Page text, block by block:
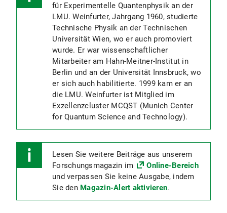
für Experimentelle Quantenphysik an der
LMU. Weinfurter, Jahrgang 1960, studierte
Technische Physik an der Technischen
Universität Wien, wo er auch promoviert
wurde. Er war wissenschaftlicher
Mitarbeiter am Hahn-Meitner-Institut in
Berlin und an der Universität Innsbruck, wo
er sich auch habilitierte. 1999 kam er an
die LMU. Weinfurter ist Mitglied im
Exzellenzcluster MCQST (Munich Center
for Quantum Science and Technology).
Lesen Sie weitere Beiträge aus unserem
Forschungsmagazin im
Online-Bereich
und verpassen Sie keine Ausgabe, indem
Sie denMagazin-Alert aktivieren.